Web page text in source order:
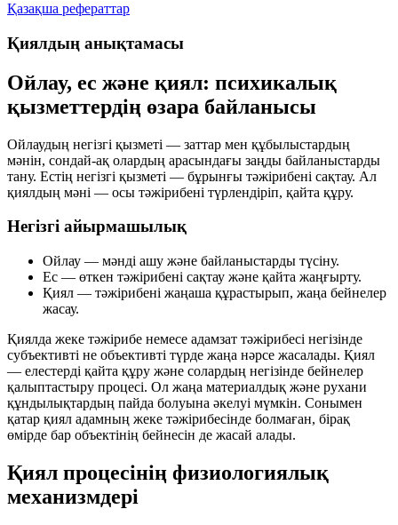
Қазақша рефераттар
Қиялдың анықтамасы
Ойлау, ес және қиял: психикалық
қызметтердің өзара байланысы
Ойлаудың негізгі қызметі — заттар мен құбылыстардың
мәнін, сондай-ақ олардың арасындағы заңды байланыстарды
тану. Естің негізгі қызметі — бұрынғы тәжірибені сақтау. Ал
қиялдың мәні — осы тәжірибені түрлендіріп, қайта құру.
Негізгі айырмашылық
Ойлау — мәнді ашу және байланыстарды түсіну.
Ес — өткен тәжірибені сақтау және қайта жаңғырту.
Қиял — тәжірибені жаңаша құрастырып, жаңа бейнелер
жасау.
Қиялда жеке тәжірибе немесе адамзат тәжірибесі негізінде
субъективті не объективті түрде жаңа нәрсе жасалады. Қиял
— елестерді қайта құру және солардың негізінде бейнелер
қалыптастыру процесі. Ол жаңа материалдық және рухани
құндылықтардың пайда болуына әкелуі мүмкін. Сонымен
қатар қиял адамның жеке тәжірибесінде болмаған, бірақ
өмірде бар объектінің бейнесін де жасай алады.
Қиял процесінің физиологиялық
механизмдері